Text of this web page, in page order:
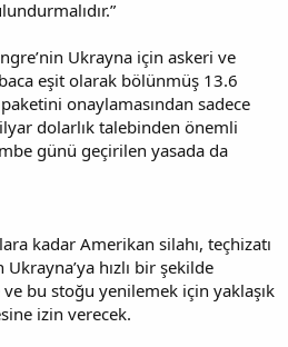
Ukrayna için askeri ve
eşit olarak bölünmüş 13.6
onaylamasından sadece
dolarlık talebinden önemli
günü geçirilen yasada da
kadar Amerikan silahı, teçhizatı
hızlı bir şekilde
bu stoğu yenilemek için yaklaşık
izin verecek.